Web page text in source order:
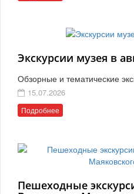
Экскурсии музея в
Обзорные и тематические
15.07.2026
Подробнее
Пешеходные